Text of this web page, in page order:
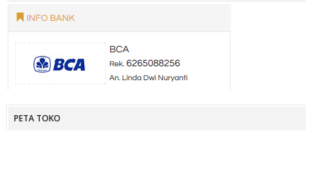
PETA TOKO